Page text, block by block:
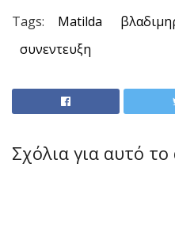
Tags: Matilda
συνεντευξη
Σχόλια για αυτό